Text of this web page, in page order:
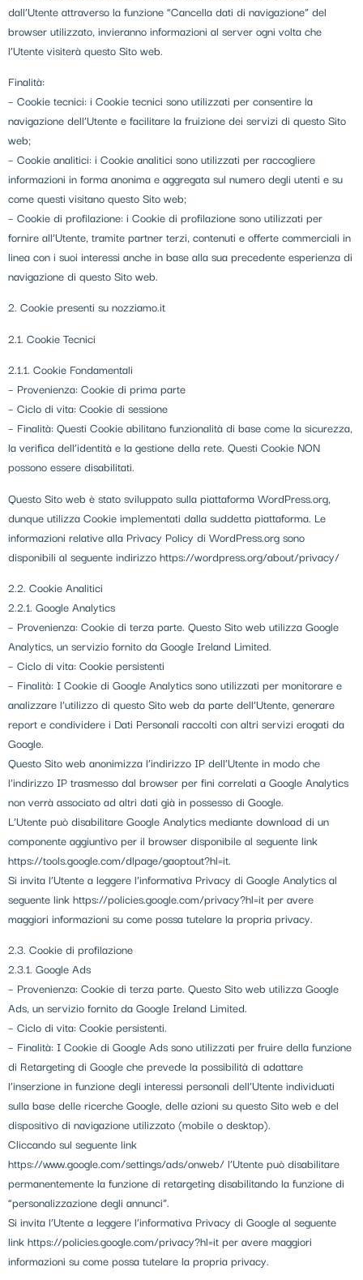
dall’Utente attraverso la funzione “Cancella dati di navigazione” del
browser utilizzato, invieranno informazioni al server ogni volta che
l’Utente visiterà questo Sito web.
Finalità:
– Cookie tecnici: i Cookie tecnici sono utilizzati per consentire la
navigazione dell’Utente e facilitare la fruizione dei servizi di questo Sito
web;
– Cookie analitici: i Cookie analitici sono utilizzati per raccogliere
informazioni in forma anonima e aggregata sul numero degli utenti e su
come questi visitano questo Sito web;
– Cookie di profilazione: i Cookie di profilazione sono utilizzati per
fornire all’Utente, tramite partner terzi, contenuti e offerte commerciali in
linea con i suoi interessi anche in base alla sua precedente esperienza di
navigazione di questo Sito web.
2. Cookie presenti su nozziamo.it
2.1. Cookie Tecnici
2.1.1. Cookie Fondamentali
– Provenienza: Cookie di prima parte
– Ciclo di vita: Cookie di sessione
– Finalità: Questi Cookie abilitano funzionalità di base come la sicurezza,
la verifica dell’identità e la gestione della rete. Questi Cookie NON
possono essere disabilitati.
Questo Sito web è stato sviluppato sulla piattaforma WordPress.org,
dunque utilizza Cookie implementati dalla suddetta piattaforma. Le
informazioni relative alla Privacy Policy di WordPress.org sono
disponibili al seguente indirizzo https://wordpress.org/about/privacy/
2.2. Cookie Analitici
2.2.1. Google Analytics
– Provenienza: Cookie di terza parte. Questo Sito web utilizza Google
Analytics, un servizio fornito da Google Ireland Limited.
– Ciclo di vita: Cookie persistenti
– Finalità: I Cookie di Google Analytics sono utilizzati per monitorare e
analizzare l’utilizzo di questo Sito web da parte dell’Utente, generare
report e condividere i Dati Personali raccolti con altri servizi erogati da
Google.
Questo Sito web anonimizza l’indirizzo IP dell’Utente in modo che
l’indirizzo IP trasmesso dal browser per fini correlati a Google Analytics
non verrà associato ad altri dati già in possesso di Google.
L’Utente può disabilitare Google Analytics mediante download di un
componente aggiuntivo per il browser disponibile al seguente link
https://tools.google.com/dlpage/gaoptout?hl=it.
Si invita l’Utente a leggere l’informativa Privacy di Google Analytics al
seguente link https://policies.google.com/privacy?hl=it per avere
maggiori informazioni su come possa tutelare la propria privacy.
2.3. Cookie di profilazione
2.3.1. Google Ads
– Provenienza: Cookie di terza parte. Questo Sito web utilizza Google
Ads, un servizio fornito da Google Ireland Limited.
– Ciclo di vita: Cookie persistenti.
– Finalità: I Cookie di Google Ads sono utilizzati per fruire della funzione
di Retargeting di Google che prevede la possibilità di adattare
l’inserzione in funzione degli interessi personali dell’Utente individuati
sulla base delle ricerche Google, delle azioni su questo Sito web e del
dispositivo di navigazione utilizzato (mobile o desktop).
Cliccando sul seguente link
https://www.google.com/settings/ads/onweb/ l’Utente può disabilitare
permanentemente la funzione di retargeting disabilitando la funzione di
“personalizzazione degli annunci”.
Si invita l’Utente a leggere l’informativa Privacy di Google al seguente
link https://policies.google.com/privacy?hl=it per avere maggiori
informazioni su come possa tutelare la propria privacy.